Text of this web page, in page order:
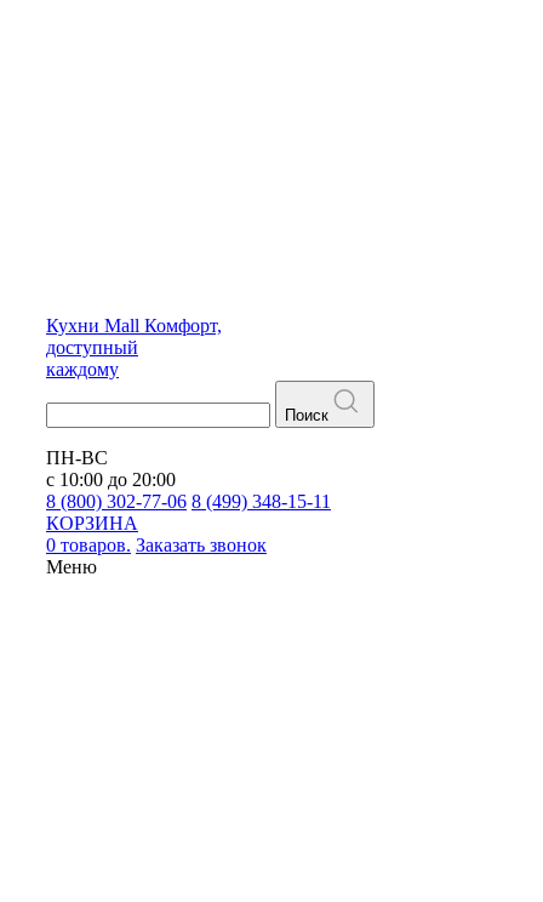
Кухни Mall Комфорт,
доступный
каждому
Поиск
ПН-ВС
с 10:00 до 20:00
8 (800) 302-77-06 8 (499) 348-15-11
КОРЗИНА
0 товаров. Заказать звонок
Меню